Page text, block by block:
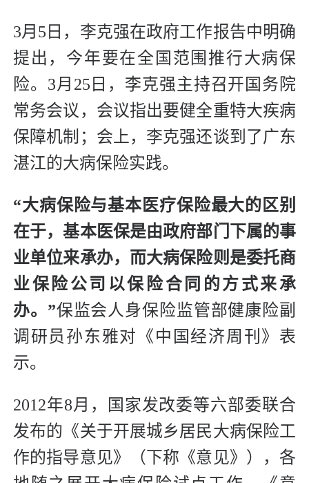
3月5日，李克强在政府工作报告中明确
提出，今年要在全国范围推行大病保
险。3月25日，李克强主持召开国务院
常务会议，会议指出要健全重特大疾病
保障机制；会上，李克强还谈到了广东
湛江的大病保险实践。
“大病保险与基本医疗保险最大的区别
在于，基本医保是由政府部门下属的事
业单位来承办，而大病保险则是委托商
业保险公司以保险合同的方式来承
办。”保监会人身保险监管部健康险副
调研员孙东雅对《中国经济周刊》表
示。
2012年8月，国家发改委等六部委联合
发布的《关于开展城乡居民大病保险工
作的指导意见》（下称《意见》），各